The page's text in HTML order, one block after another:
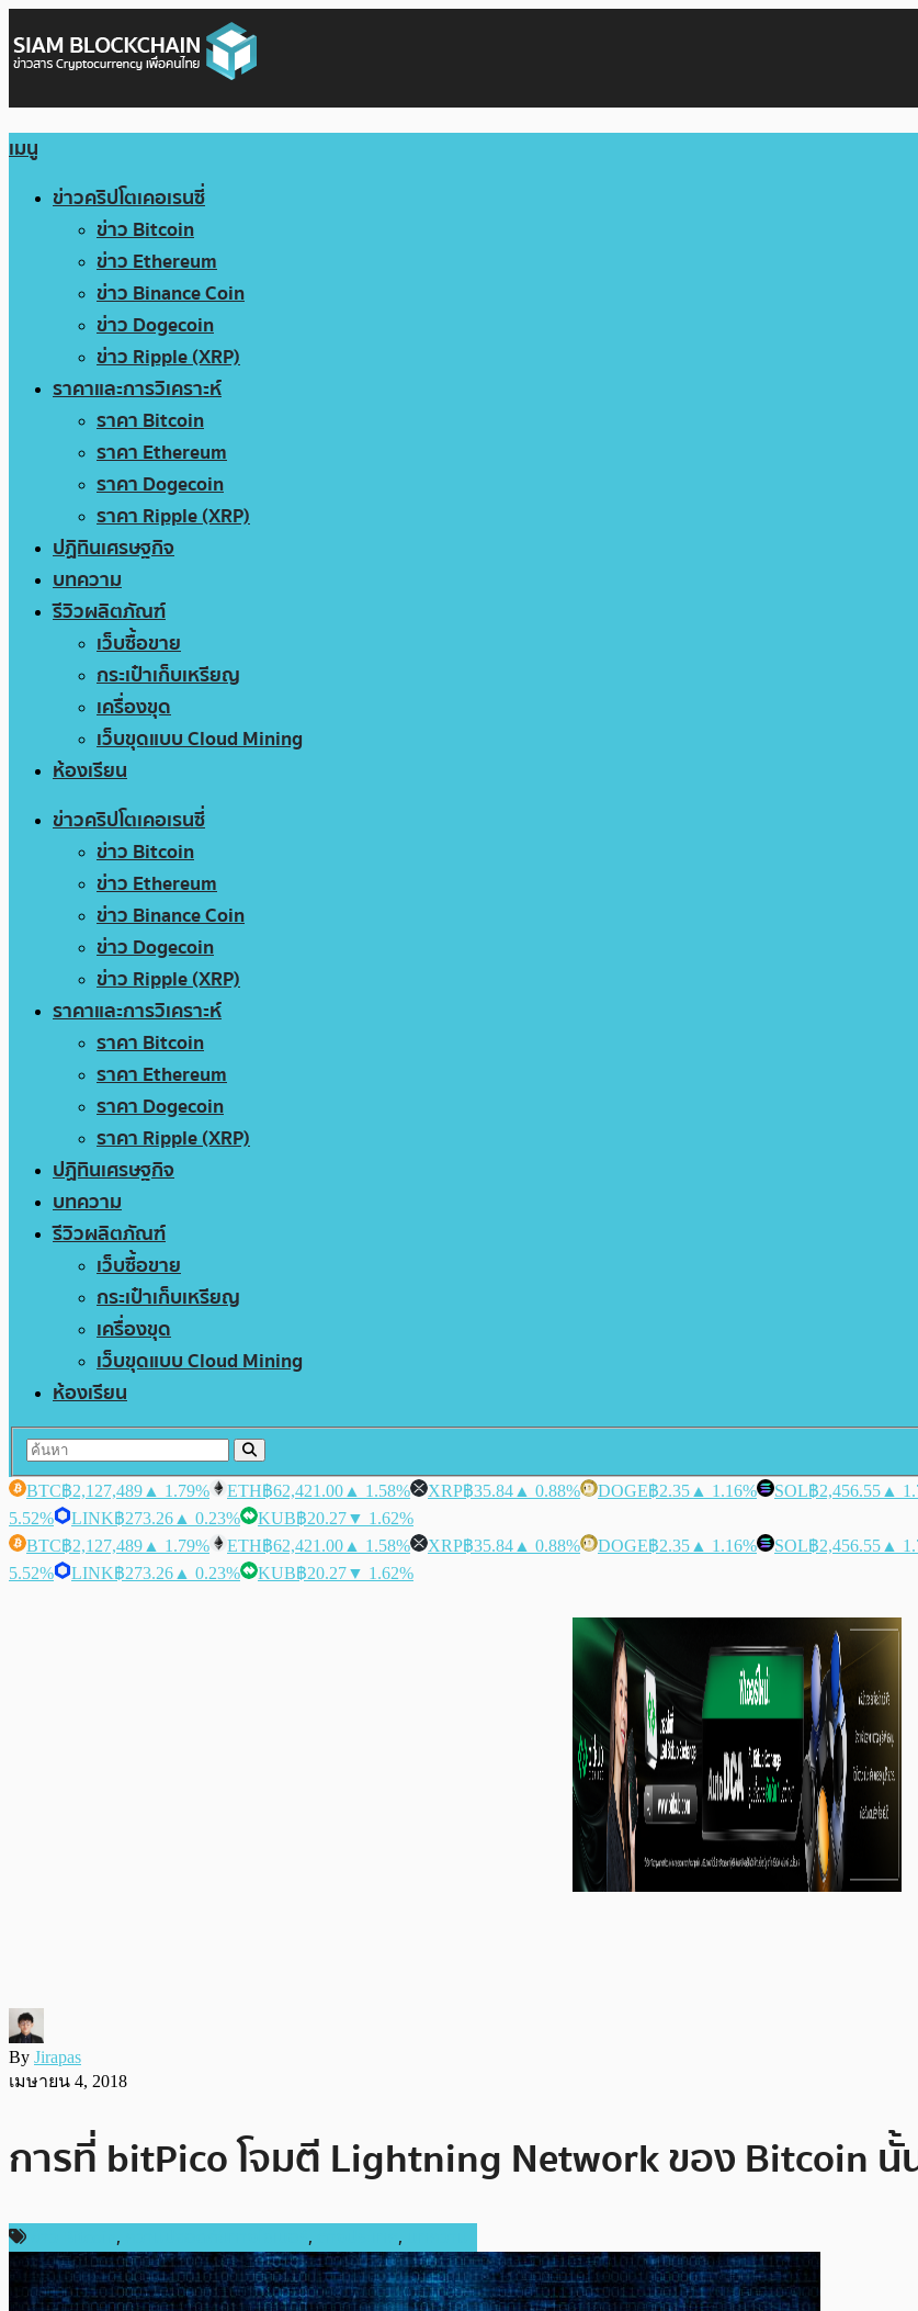
เมนู
ข่าวคริปโตเคอเรนซี่
ข่าว Bitcoin
ข่าว Ethereum
ข่าว Binance Coin
ข่าว Dogecoin
ข่าว Ripple (XRP)
ราคาและการวิเคราะห์
ราคา Bitcoin
ราคา Ethereum
ราคา Dogecoin
ราคา Ripple (XRP)
ปฏิทินเศรษฐกิจ
บทความ
รีวิวผลิตภัณฑ์
เว็บซื้อขาย
กระเป๋าเก็บเหรียญ
เครื่องขุด
เว็บขุดแบบ Cloud Mining
ห้องเรียน
ข่าวคริปโตเคอเรนซี่
ข่าว Bitcoin
ข่าว Ethereum
ข่าว Binance Coin
ข่าว Dogecoin
ข่าว Ripple (XRP)
ราคาและการวิเคราะห์
ราคา Bitcoin
ราคา Ethereum
ราคา Dogecoin
ราคา Ripple (XRP)
ปฏิทินเศรษฐกิจ
บทความ
รีวิวผลิตภัณฑ์
เว็บซื้อขาย
กระเป๋าเก็บเหรียญ
เครื่องขุด
เว็บขุดแบบ Cloud Mining
ห้องเรียน
BTC฿2,127,489 ▲ 1.79% ETH฿62,421.00 ▲ 1.58% XRP฿35.84 ▲ 0.88% DOGE฿2.35 ▲ 1.16% SOL฿2,456.55 ▲
5.52%
LINK฿273.26 ▲ 0.23% KUB฿20.27▼ 1.62%
BTC฿2,127,489 ▲ 1.79% ETH฿62,421.00 ▲ 1.58% XRP฿35.84 ▲ 0.88% DOGE฿2.35 ▲ 1.16% SOL฿2,456.55 ▲
5.52%
LINK฿273.26 ▲ 0.23% KUB฿20.27▼ 1.62%
By Jirapas
เมษายน 4, 2018
การที่ bitPico โจมตี Lightning Network ของ Bitcoin นั้
, , ,